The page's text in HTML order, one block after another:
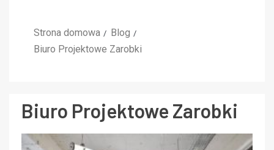
Strona domowa
Blog
Biuro Projektowe Zarobki
Biuro Projektowe Zarobki